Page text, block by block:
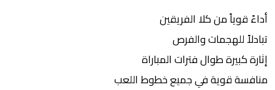
أداءً قوياً من كلا الفريقين
تبادلاً للهجمات والفرص
إثارة كبيرة طوال فترات المباراة
منافسة قوية في جميع خطوط اللعب